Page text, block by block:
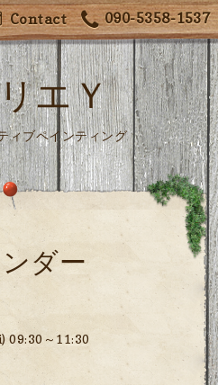
090-5358-1537
Contact
エＹ
ィブペインティング
ダー
09:30～11:30